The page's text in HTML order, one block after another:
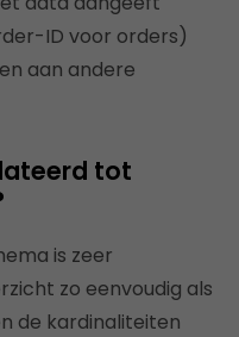
ID voor orders)
aan andere
tot
is zeer
zo eenvoudig als
de kardinaliteiten